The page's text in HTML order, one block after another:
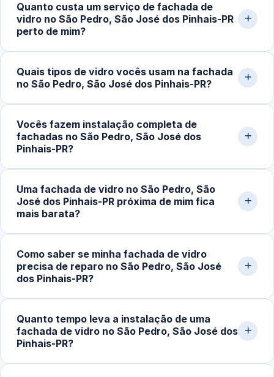
Quanto custa um serviço de fachada de
vidro no São Pedro, São José dos Pinhais-PR
perto de mim?
metragem da área e a complexidade do projeto. Os
custos costumam ficar entre R$300,00 e R$1.200,00,
dependendo da estrutura e dos materiais. Solicite uma
estimativa detalhada pelo nosso WhatsApp.
Quais tipos de vidro vocês usam na fachada
no São Pedro, São José dos Pinhais-PR?
refletivo e laminado, em espessuras de 8mm, 10mm e
12mm, combinados com perfis estruturais de alumínio
Vocês fazem instalação completa de
fachadas no São Pedro, São José dos
Pinhais-PR?
fachada envidraçada, incluindo estruturas comerciais e
residenciais, com perfis estruturais, vidro temperado e
Uma fachada de vidro no São Pedro, São
José dos Pinhais-PR próxima de mim fica
mais barata?
despesas com deslocamento e logística de transporte
do vidro, tornando o orçamento mais competitivo e o
Como saber se minha fachada de vidro
precisa de reparo no São Pedro, São José
dos Pinhais-PR?
infiltrações, ruídos com o vento, perda de estabilidade,
trincas ou falhas na vedação. Entrada de água merece
Quanto tempo leva a instalação de uma
fachada de vidro no São Pedro, São José dos
Pinhais-PR?